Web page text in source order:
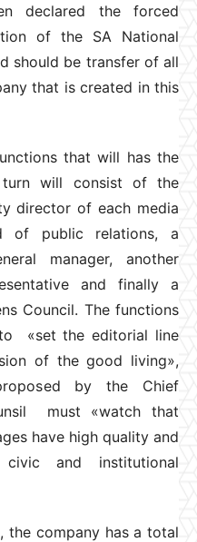
declared the forced
of the SA National
should be transfer of all
that is created in this
that will has the
turn will consist of the
director of each media
of public relations, a
manager, another
and finally a
Council. The functions
«set the editorial line
of the good living»,
by the Chief
must «watch that
have high quality and
and institutional
the company has a total